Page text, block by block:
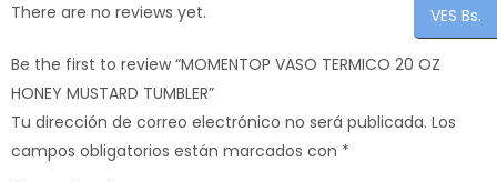
There are no reviews yet.
Be the first to review “MOMENTOP VASO TERMICO 20 OZ
HONEY MUSTARD TUMBLER”
Tu dirección de correo electrónico no será publicada. Los
campos obligatorios están marcados con *
VES Bs.